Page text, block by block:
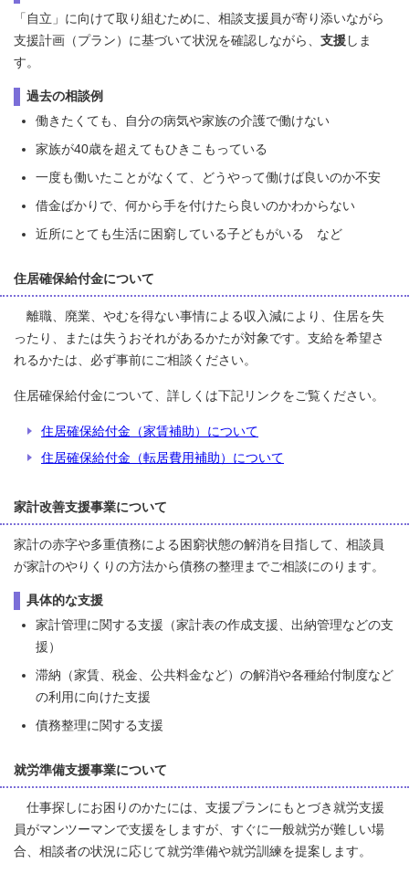
「自立」に向けて取り組むために、相談支援員が寄り添いながら
支援計画（プラン）に基づいて状況を確認しながら、 支援 しま
す。
過去の相談例
働きたくても、自分の病気や家族の介護で働けない
家族が40歳を超えてもひきこもっている
一度も働いたことがなくて、どうやって働けば良いのか不安
借金ばかりで、何から手を付けたら良いのかわからない
近所にとても生活に困窮している子どもがいる など
住居確保給付金について
離職、廃業、やむを得ない事情による収入減により、住居を失
ったり、または失うおそれがあるかたが対象です。支給を希望さ
れるかたは、必ず事前にご相談ください。
住居確保給付金について、詳しくは下記リンクをご覧ください。
住居確保給付金（家賃補助）について
住居確保給付金（転居費用補助）について
家計改善支援事業について
家計の赤字や多重債務による困窮状態の解消を目指して、相談員
が家計のやりくりの方法から債務の整理までご相談にのります。
具体的な支援
家計管理に関する支援（家計表の作成支援、出納管理などの支
援）
滞納（家賃、税金、公共料金など）の解消や各種給付制度など
の利用に向けた支援
債務整理に関する支援
就労準備支援事業について
仕事探しにお困りのかたには、支援プランにもとづき就労支援
員がマンツーマンで支援をしますが、すぐに一般就労が難しい場
合、相談者の状況に応じて就労準備や就労訓練を提案します。